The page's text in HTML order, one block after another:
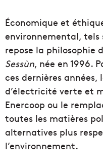
Économique et
environnemental, tels
repose la philosophie
Sessùn, née en 1996.
ces dernières années,
d’électricité verte et
Enercoop ou le
toutes les matières
alternatives plus
l’environnement.